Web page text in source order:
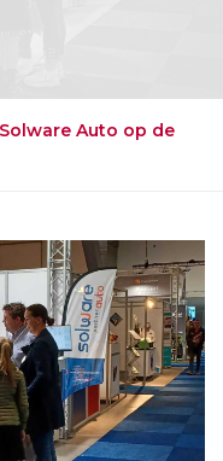
Solware Auto op de